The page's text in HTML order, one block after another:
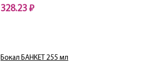
328.23 ₽
Бокал БАНКЕТ 255 мл